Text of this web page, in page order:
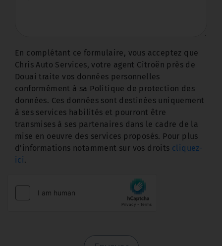
En complétant ce formulaire, vous acceptez que
Chris Auto Services, votre agent Citroën près de
Douai traite vos données personnelles
conformément à sa Politique de protection des
données. Ces données sont destinées uniquement
à ses services habilités et pourront être
transmises à ses partenaires dans le cadre de la
mise en oeuvre des services proposés. Pour plus
d'informations notamment sur vos droits cliquez-
ici.